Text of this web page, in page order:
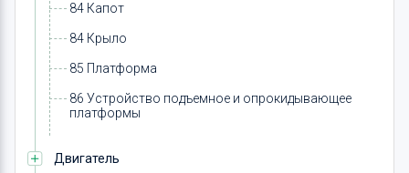
84 Капот
84 Крыло
85 Платформа
86 Устройство подъемное и опрокидывающее
платформы
Двигатель